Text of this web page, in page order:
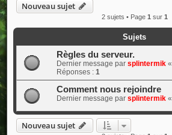
Nouveau sujet
2 sujets • Page 1 sur 1
Sujets
Règles du serveur.
Dernier message par splintermik«
Réponses : 1
Comment nous rejoindre
Dernier message par splintermik«
Nouveau sujet